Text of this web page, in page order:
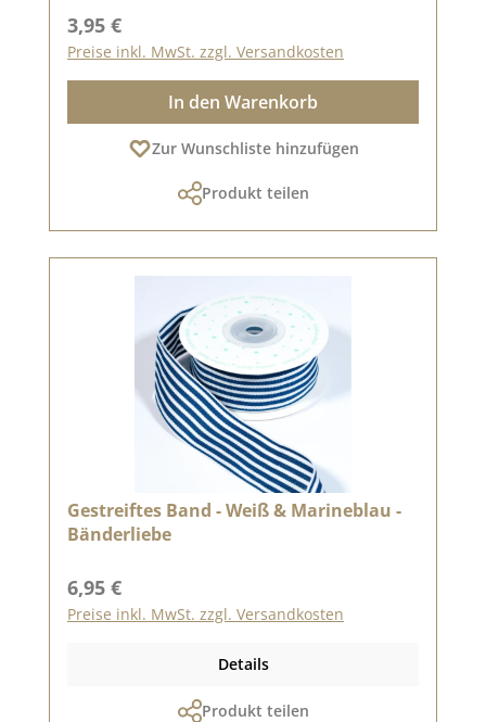
Regulärer Preis:
3,95 €
Preise inkl. MwSt. zzgl. Versandkosten
In den Warenkorb
Zur Wunschliste hinzufügen
Produkt teilen
Gestreiftes Band - Weiß & Marineblau -
Bänderliebe
Regulärer Preis:
6,95 €
Preise inkl. MwSt. zzgl. Versandkosten
Details
Produkt teilen